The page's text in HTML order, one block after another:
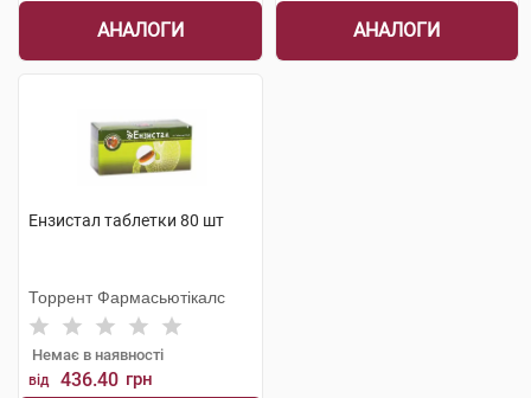
АНАЛОГИ АНАЛОГИ
Ензистал таблетки 80 шт
Торрент Фармасьютікалс
Немає в наявності
від 436.40 грн